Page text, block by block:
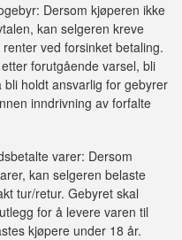
Dersom kjøperen ikke
kan selgeren kreve
ved forsinket betaling.
forutgående varsel, bli
holdt ansvarlig for gebyrer
inndrivning av forfalte
varer: Dersom
kan selgeren belaste
tur/retur. Gebyret skal
for å levere varen til
kjøpere under 18 år.